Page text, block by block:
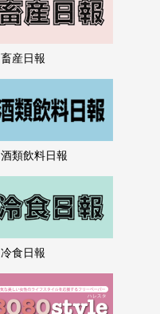
畜産日報
酒類飲料日報
冷食日報